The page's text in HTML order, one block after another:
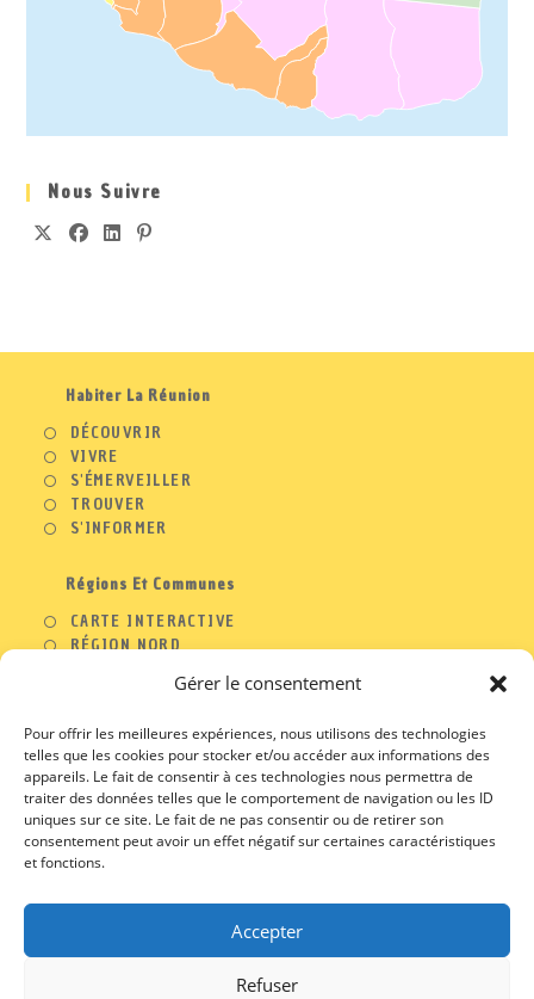
Gérer le consentement
Pour offrir les meilleures expériences, nous utilisons des technologies
telles que les cookies pour stocker et/ou accéder aux informations des
appareils. Le fait de consentir à ces technologies nous permettra de
traiter des données telles que le comportement de navigation ou les ID
uniques sur ce site. Le fait de ne pas consentir ou de retirer son
consentement peut avoir un effet négatif sur certaines caractéristiques
et fonctions.
Accepter
Refuser
Nous Suivre
Habiter La Réunion
DÉCOUVRIR
VIVRE
S'ÉMERVEILLER
TROUVER
S'INFORMER
Régions Et Communes
CARTE INTERACTIVE
RÉGION NORD
A PROPOS
CONTACTS’OUVRE
NOUVEL
PROFESSIONNELS
UN
NOUVEL
ONGLET
DANS
UN
NOUVEL
UN